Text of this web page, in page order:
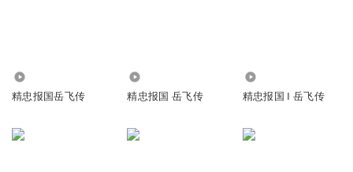
精忠报国岳飞传 精忠报国 岳飞传 精忠报国 ‖ 岳飞传